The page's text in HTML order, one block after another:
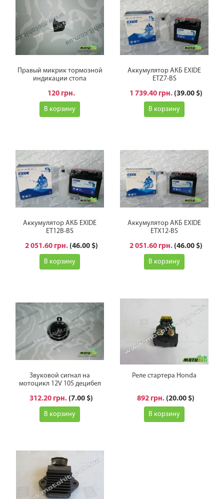
Правый микрик тормозной
индикации стопа
120 грн.
В корзину
Аккумулятор АКБ EXIDE
ETZ7-BS
1 739.40 грн. (39.00 $)
В корзину
Аккумулятор АКБ EXIDE
ET12B-BS
2 051.60 грн. (46.00 $)
В корзину
Аккумулятор АКБ EXIDE
ETX12-BS
2 051.60 грн. (46.00 $)
В корзину
Звуковой сигнал на
мотоцикл 12V 105 децибел
312.20 грн. (7.00 $)
В корзину
Реле стартера Honda
892 грн. (20.00 $)
В корзину